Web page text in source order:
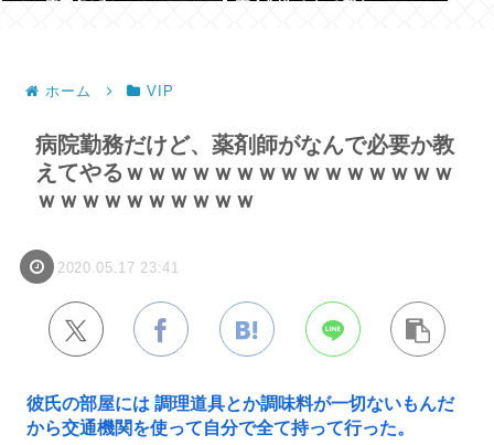
ホーム VIP
病院勤務だけど、薬剤師がなんで必要か教
えてやるｗｗｗｗｗｗｗｗｗｗｗｗｗｗｗ
ｗｗｗｗｗｗｗｗｗｗ
2020.05.17 23:41
彼氏の部屋には 調理道具とか調味料が一切ないもんだ
から交通機関を使って自分で全て持って行った。